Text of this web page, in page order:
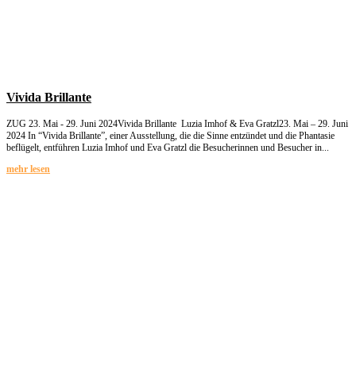
Vivida Brillante
ZUG 23. Mai - 29. Juni 2024Vivida Brillante Luzia Imhof & Eva Gratzl23. Mai – 29. Juni
2024 In “Vivida Brillante”, einer Ausstellung, die die Sinne entzündet und die Phantasie
beflügelt, entführen Luzia Imhof und Eva Gratzl die Besucherinnen und Besucher in...
mehr lesen